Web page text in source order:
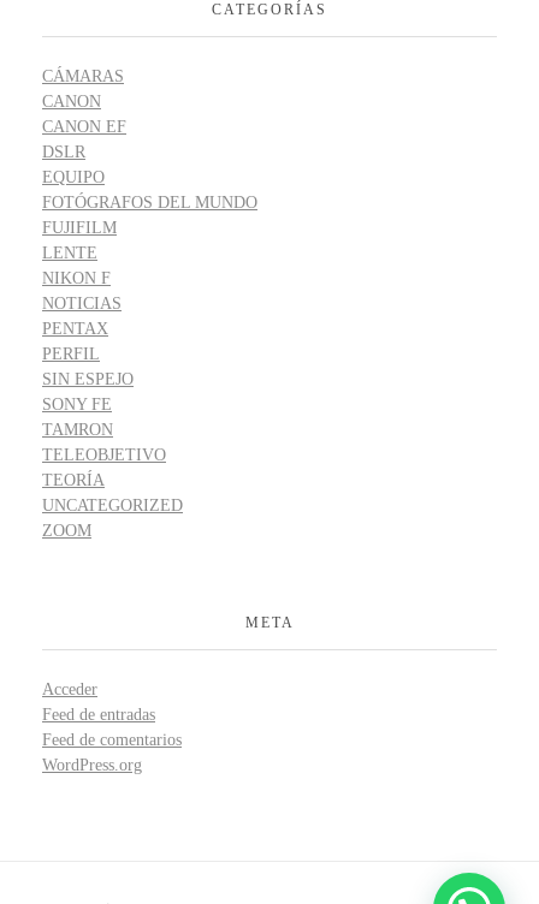
CATEGORÍAS
CÁMARAS
CANON
CANON EF
DSLR
EQUIPO
FOTÓGRAFOS DEL MUNDO
FUJIFILM
LENTE
NIKON F
NOTICIAS
PENTAX
PERFIL
SIN ESPEJO
SONY FE
TAMRON
TELEOBJETIVO
TEORÍA
UNCATEGORIZED
ZOOM
META
Acceder
Feed de entradas
Feed de comentarios
WordPress.org